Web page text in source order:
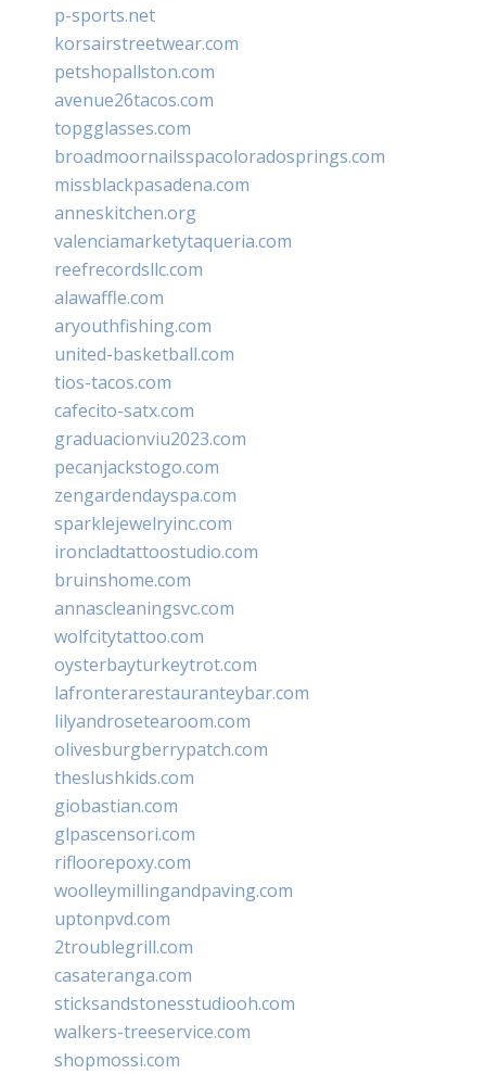
p-sports.net
korsairstreetwear.com
petshopallston.com
avenue26tacos.com
topgglasses.com
broadmoornailsspacoloradosprings.com
missblackpasadena.com
anneskitchen.org
valenciamarketytaqueria.com
reefrecordsllc.com
alawaffle.com
aryouthfishing.com
united-basketball.com
tios-tacos.com
cafecito-satx.com
graduacionviu2023.com
pecanjackstogo.com
zengardendayspa.com
sparklejewelryinc.com
ironcladtattoostudio.com
bruinshome.com
annascleaningsvc.com
wolfcitytattoo.com
oysterbayturkeytrot.com
lafronterarestauranteybar.com
lilyandrosetearoom.com
olivesburgberrypatch.com
theslushkids.com
giobastian.com
glpascensori.com
rifloorepoxy.com
woolleymillingandpaving.com
uptonpvd.com
2troublegrill.com
casateranga.com
sticksandstonesstudiooh.com
walkers-treeservice.com
shopmossi.com